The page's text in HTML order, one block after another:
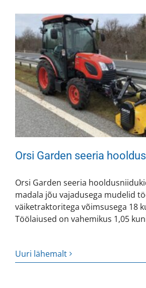
Orsi Garden seeria
Orsi Garden seeria
madala jõu vajadusega mudelid
väiketraktoritega võimsusega 18
Töölaiused on vahemikus 1,05
Uuri lähemalt